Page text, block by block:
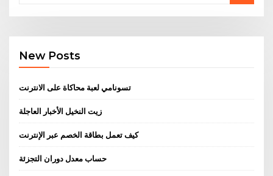
New Posts
تسونامي لعبة محاكاة على الانترنت
زيت النخيل الأخبار العاجلة
كيف تعمل بطاقة الخصم عبر الإنترنت
حساب معدل دوران التجزئة